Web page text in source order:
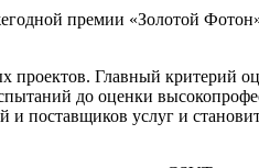
премии «Золотой
Главный критерий
до оценки
и поставщиков услуг и